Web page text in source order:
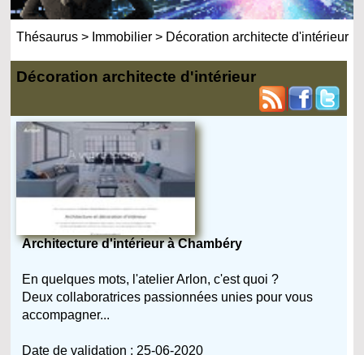
Thésaurus > Immobilier> Décoration architecte d'intérieur
Décoration architecte d'intérieur
Architecture d'intérieur à Chambéry
En quelques mots, l'atelier Arlon, c'est quoi ?
Deux collaboratrices passionnées unies pour vous
accompagner...
Date de validation : 25-06-2020